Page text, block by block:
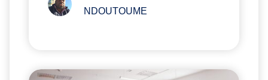
NDOUTOUME